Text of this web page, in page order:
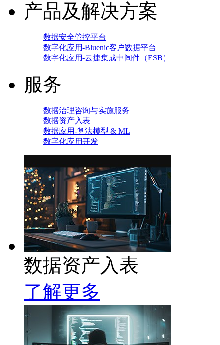
产品及解决方案
数据安全管控平台
数字化应用-Bluenic客户数据平台
数字化应用-云捷集成中间件（ESB）
服务
数据治理咨询与实施服务
数据资产入表
数据应用-算法模型 & ML
数字化应用开发
数据资产入表
了解更多